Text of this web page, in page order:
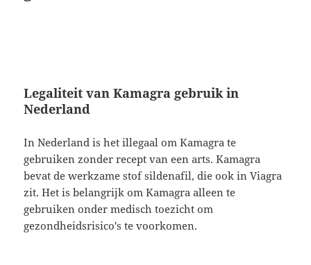
Legaliteit van Kamagra gebruik in
Nederland
In Nederland is het illegaal om Kamagra te
gebruiken zonder recept van een arts. Kamagra
bevat de werkzame stof sildenafil, die ook in Viagra
zit. Het is belangrijk om Kamagra alleen te
gebruiken onder medisch toezicht om
gezondheidsrisico's te voorkomen.